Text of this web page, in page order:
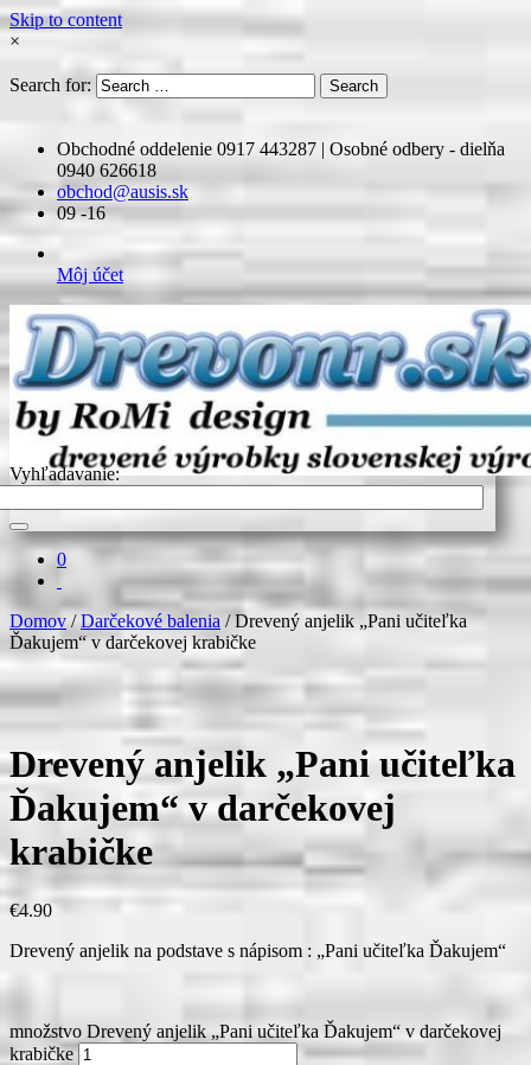
Skip to content
×
Search for: Search
Obchodné oddelenie 0917 443287 | Osobné odbery - dielňa
0940 626618
obchod@ausis.sk
09 -16
Môj účet
Vyhľadavanie:
0
Domov /Darčekové balenia / Drevený anjelik „Pani učiteľka
Ďakujem“ v darčekovej krabičke
Drevený anjelik „Pani učiteľka
Ďakujem“ v darčekovej
krabičke
€4.90
Drevený anjelik na podstave s nápisom : „Pani učiteľka Ďakujem“
množstvo Drevený anjelik „Pani učiteľka Ďakujem“ v darčekovej
krabičke